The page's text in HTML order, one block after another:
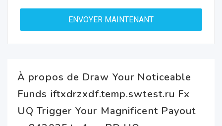
À propos de Draw Your Noticeable
Funds iftxdrzxdf.temp.swtest.ru Fx
UQ Trigger Your Magnificent Payout